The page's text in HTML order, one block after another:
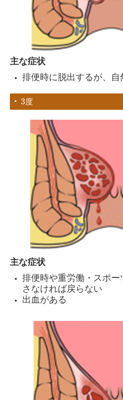
主な症状
排便時に脱出するが、自
3度
主な症状
排便時や重労働・スポ
さなければ戻らない
出血がある